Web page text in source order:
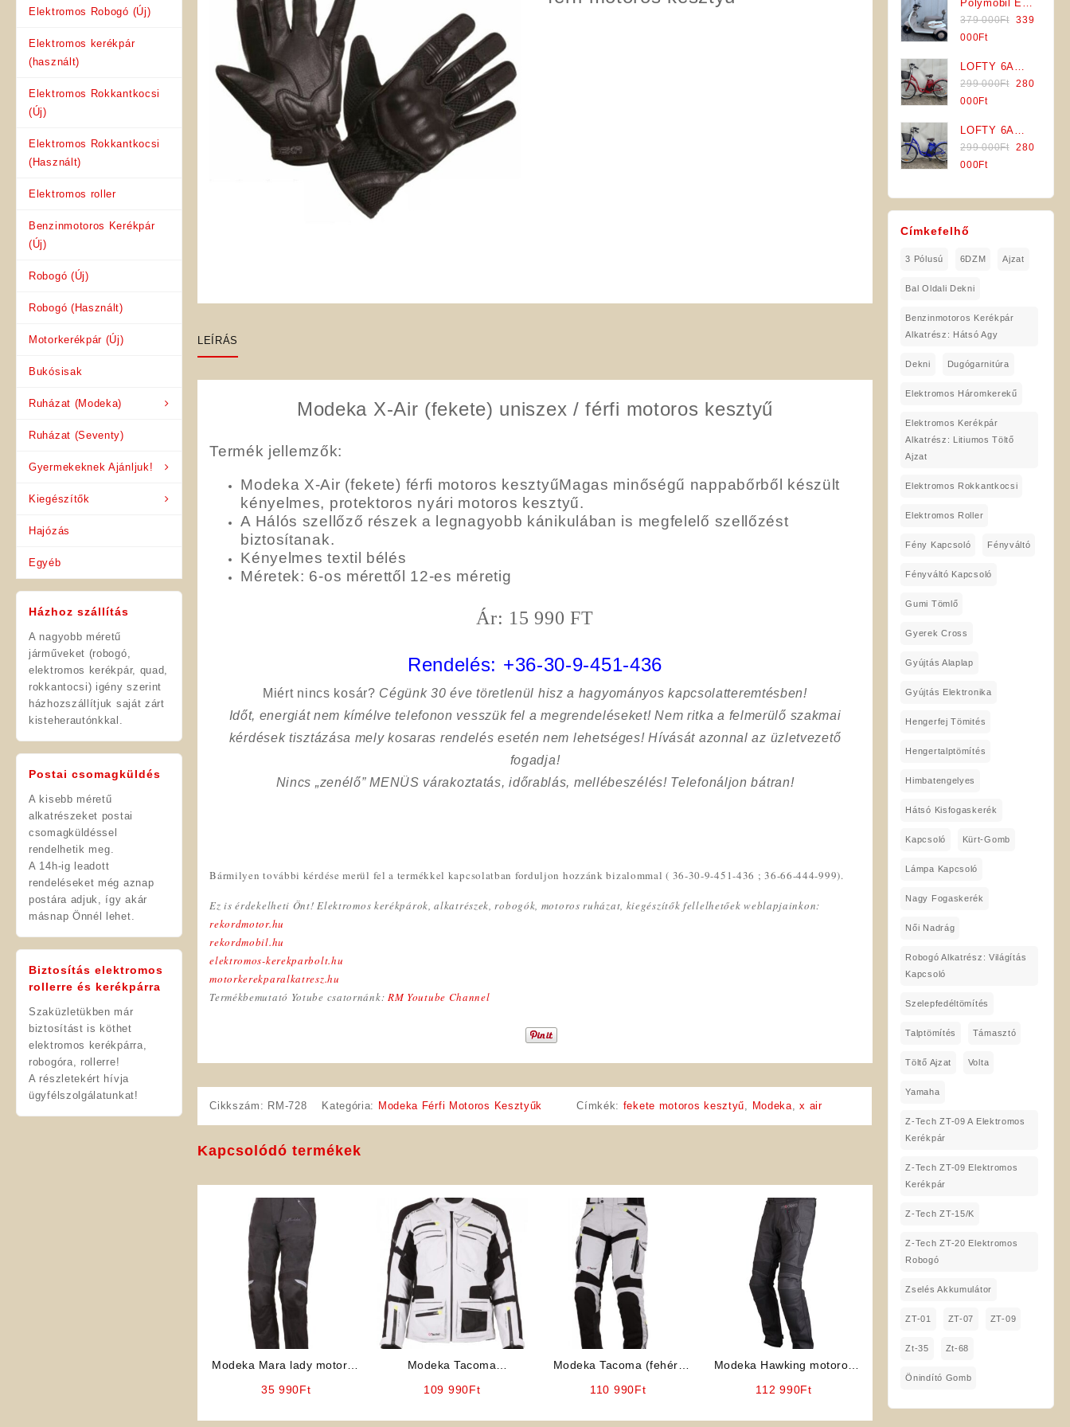
Elektromos Robogó (Új)
Elektromos kerékpár
(használt)
Elektromos Rokkantkocsi
(Új)
Elektromos Rokkantkocsi
(Használt)
Elektromos roller
Benzinmotoros Kerékpár
(Új)
Robogó (Új)
Robogó (Használt)
Motorkerékpár (Új)
Bukósisak
Ruházat (Modeka)
Ruházat (Seventy)
Gyermekeknek Ajánljuk!
Kiegészítők
Hajózás
Egyéb
Házhoz szállítás
A nagyobb méretű
járműveket (robogó,
elektromos kerékpár, quad,
rokkantocsi) igény szerint
házhozszállítjuk saját zárt
kisteherautónkkal.
Postai csomagküldés
A kisebb méretű
alkatrészeket postai
csomagküldéssel
rendelhetik meg.
A 14h-ig leadott
rendeléseket még aznap
postára adjuk, így akár
másnap Önnél lehet.
Biztosítás elektromos
rollerre és kerékpárra
Szaküzletükben már
biztosítást is köthet
elektromos kerékpárra,
robogóra, rollerre!
A részletekért hívja
ügyfélszolgálatunkat!
LEÍRÁS
Modeka X-Air (fekete) uniszex / férfi motoros kesztyű
Termék jellemzők:
Modeka X-Air (fekete) férfi motoros kesztyűMagas minőségű nappabőrből készült
kényelmes, protektoros nyári motoros kesztyű.
A Hálós szellőző részek a legnagyobb kánikulában is megfelelő szellőzést
biztosítanak.
Kényelmes textil bélés
Méretek: 6-os mérettől 12-es méretig
Ár: 15 990 FT
Rendelés: +36-30-9-451-436
Miért nincs kosár? Cégünk 30 éve töretlenül hisz a hagyományos kapcsolatteremtésben!
Időt, energiát nem kímélvetelefonon vesszük fel a megrendeléseket! Nem ritka a felmerülő szakmai
kérdések tisztázása mely kosaras rendelés esetén nem lehetséges! Hívását azonnal az üzletvezető
fogadja!
Nincs „zenélő” MENÜS várakoztatás, időrablás, mellébeszélés! Telefonáljon bátran!
Bármilyen további kérdése merül fel a termékkel kapcsolatban forduljon hozzánk bizalommal ( 36-30-9-451-436 ; 36-66-444-999).
Ez is érdekelheti Önt! Elektromos kerékpárok, alkatrészek, robogók, motoros ruházat, kiegészítők fellelhetőek weblapjainkon:
rekordmotor.hu
rekordmobil.hu
elektromos-kerekparbolt.hu
motorkerekparalkatresz.hu
Termékbemutató Yotube csatornánk: RM Youtube Channel
Cikkszám: RM-728 Kategória: Modeka Férfi Motoros Kesztyűk Címkék: fekete motoros kesztyű Modeka ,x air
Kapcsolódó termékek
Modeka Mara lady motoros
35 990Ft
Modeka Tacoma
109 990Ft
Modeka Tacoma (fehér)
110 990Ft
Modeka Hawking motoros
112 990Ft
Jármű (Kék-
Szürke)
379
000Ft.
is:
339
000Ft.
Polymobil E-
MOB 40/A
Elektromos
Jármű (Fehér-
Szürke)
379 000Ft Original
379
000Ft.
339
000FtCurrent
is:
339
000Ft.
LOFTY 6A
Tetra
Elektromos
(Piros
Színben)
299 000Ft Original
299
000Ft.
280
000FtCurrent
is:
280
000Ft.
LOFTY 6A
Tetra
Elektromos
(Kék
Színben)
299 000Ft Original
299
000Ft.
280
000FtCurrent
is:
280
Címkefelhő
3 Pólusú 6DZM Ajzat
Bal Oldali Dekni
Benzinmotoros Kerékpár
Alkatrész: Hátsó Agy
Dekni Dugógarnitúra
Elektromos Háromkerekű
Elektromos Kerékpár
Alkatrész: Litiumos Töltő
Ajzat
Elektromos Rokkantkocsi
Elektromos Roller
Fény Kapcsoló Fényváltó
Fényváltó Kapcsoló
Gumi Tömlő
Gyerek Cross
Gyújtás Alaplap
Gyújtás Elektronika
Hengerfej Tömités
Hengertalptömítés
Himbatengelyes
Hátsó Kisfogaskerék
Kapcsoló Kürt-Gomb
Lámpa Kapcsoló
Nagy Fogaskerék
Női Nadrág
Robogó Alkatrész: Világítás
Kapcsoló
Szelepfedéltömítés
Talptömítés Támasztó
Töltő Ajzat Volta
Yamaha
Z-Tech ZT-09 A Elektromos
Kerékpár
Z-Tech ZT-09 Elektromos
Kerékpár
Z-Tech ZT-15/K
Z-Tech ZT-20 Elektromos
Robogó
Zselés Akkumulátor
ZT-01 ZT-07 ZT-09
Zt-35 Zt-68
Önindító Gomb